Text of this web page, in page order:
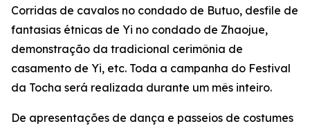
Corridas de cavalos no condado de Butuo, desfile de
fantasias étnicas de ‌Yi no condado de Zhaojue,
demonstração da tradicional cerimônia de
casamento de Yi, etc. Toda a campanha do Festival
da Tocha será realizada durante um mês inteiro.
De apresentações de dança e passeios de costumes